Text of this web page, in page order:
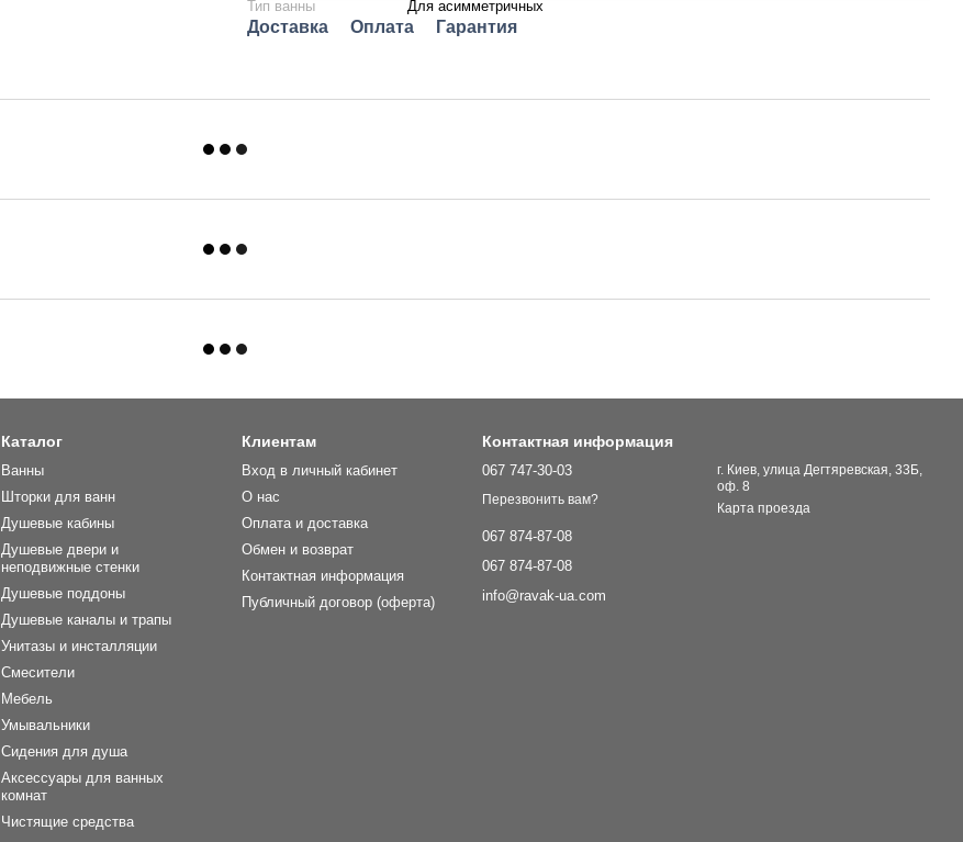
Тип ванны
Для асимметричных
Доставка Оплата Гарантия
Каталог
Ванны
Шторки для ванн
Душевые кабины
Душевые двери и
неподвижные стенки
Душевые поддоны
Душевые каналы и трапы
Унитазы и инсталляции
Смесители
Мебель
Умывальники
Сидения для душа
Аксессуары для ванных
комнат
Чистящие средства
Клиентам
Вход в личный кабинет
О нас
Оплата и доставка
Обмен и возврат
Контактная информация
Публичный договор (оферта)
Контактная информация
067 747-30-03
Перезвонить вам?
067 874-87-08
067 874-87-08
info@ravak-ua.com
г. Киев, улица Дегтяревская, 33Б,
оф. 8
Карта проезда